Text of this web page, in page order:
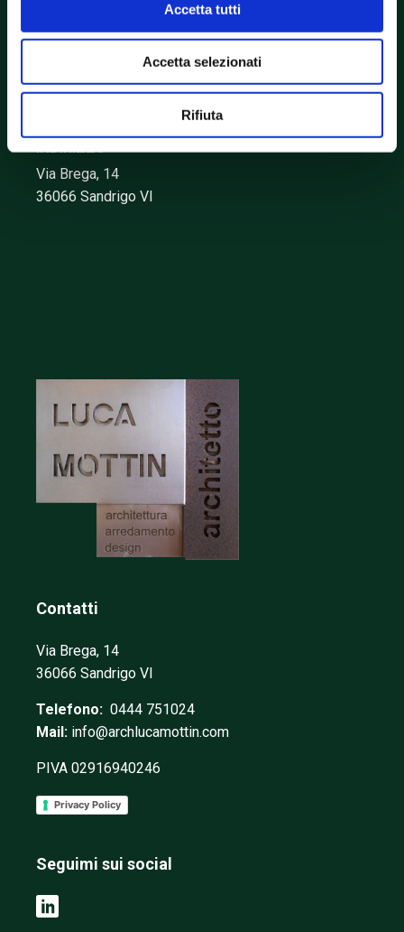
Accetta tutti
Accetta selezionati
Rifiuta
info@archlucamottin.com
Via Brega, 14
36066 Sandrigo VI
Contatti
Via Brega, 14
36066 Sandrigo VI
Telefono: 0444 751024
Mail: info@archlucamottin.com
PIVA 02916940246
Privacy Policy
Seguimi sui social